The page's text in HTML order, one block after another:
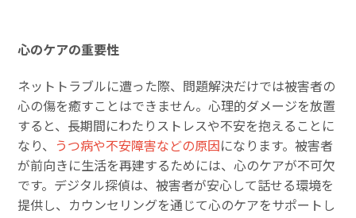
心のケアの重要性
ネットトラブルに遭った際、問題解決だけでは被害者の
心の傷を癒すことはできません。心理的ダメージを放置
すると、長期間にわたりストレスや不安を抱えることに
なり、 うつ病や不安障害などの原因になります。被害者
が前向きに生活を再建するためには、心のケアが不可欠
です。デジタル探偵は、被害者が安心して話せる環境を
提供し、カウンセリングを通じて心のケアをサポートし